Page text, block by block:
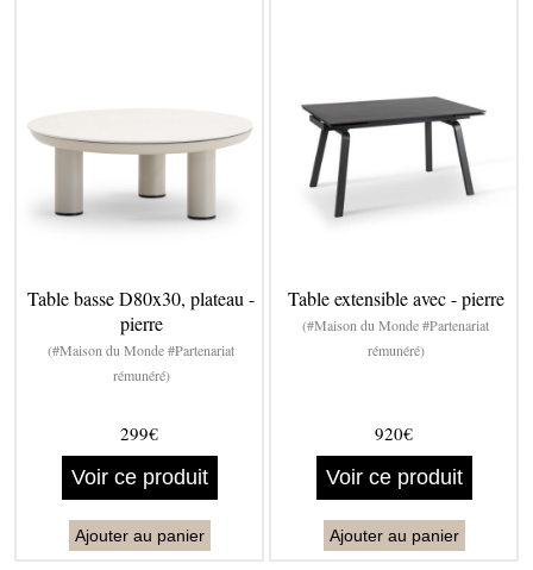
Table basse D80x30, plateau -
pierre
(#Maison du Monde #Partenariat
rémunéré)
299€
Voir ce produit
Ajouter au panier
Table extensible avec - pierre
(#Maison du Monde #Partenariat
rémunéré)
920€
Voir ce produit
Ajouter au panier